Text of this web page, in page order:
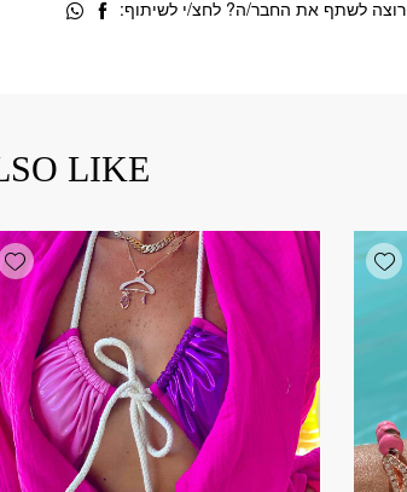
רוצה לשתף את החבר/ה? לחצ/י לשיתוף:
LIKE
Add wishlist